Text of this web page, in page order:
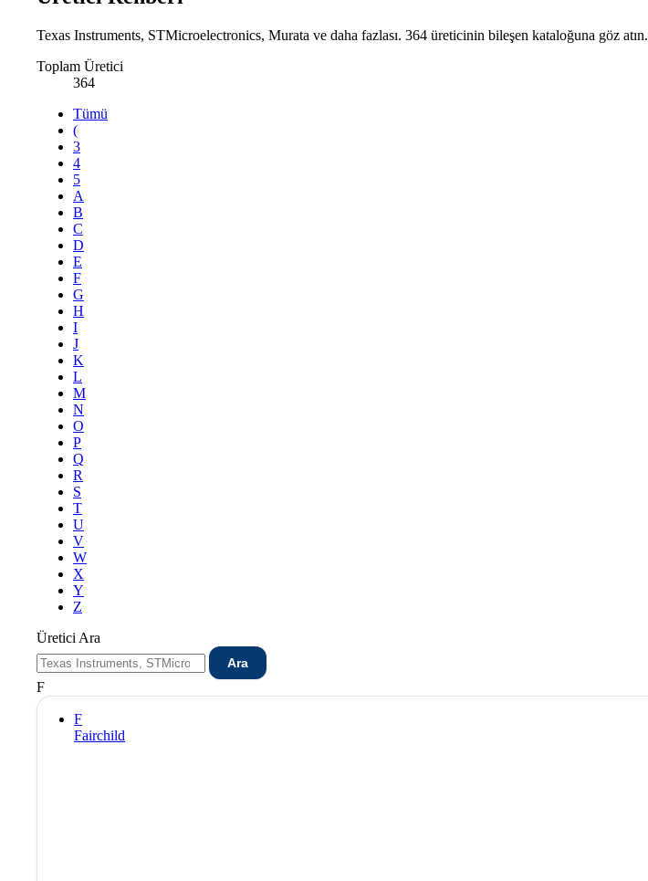
Texas Instruments, STMicroelectronics, Murata ve daha fazlası. 364 üreticinin bileşen kataloğuna göz atın.
Toplam Üretici
364
Tümü
(
3
4
5
A
B
C
D
E
F
G
H
I
J
K
L
M
N
O
P
Q
R
S
T
U
V
W
X
Y
Z
Üretici Ara
Ara
F
F
Fairchild